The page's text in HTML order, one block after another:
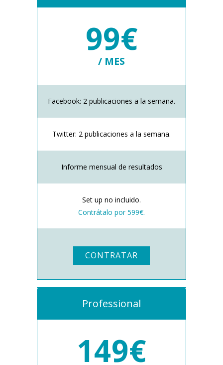
99€
/ MES
Facebook: 2 publicaciones a la semana.
Twitter: 2 publicaciones a la semana.
Informe mensual de resultados
Set up no incluido.
Contrátalo por 599€.
CONTRATAR
Professional
149€